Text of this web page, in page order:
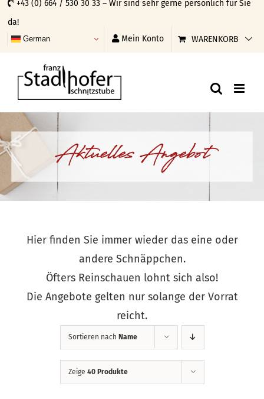
Skip
to
content
+43 (0) 664 / 530 30 33 – Wir sind sehr gerne persönlich für Sie
da!
German Mein Konto WARENKORB
Aktuelles Angebot
Hier finden Sie immer wieder das eine oder
andere Schnäppchen.
Öfters Reinschauen lohnt sich also!
Die Angebote gelten nur solange der Vorrat
reicht.
Sortieren nach Name
Zeige 40 Produkte